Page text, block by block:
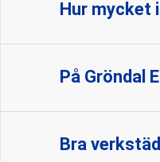
Hur mycket
På Gröndal
Bra